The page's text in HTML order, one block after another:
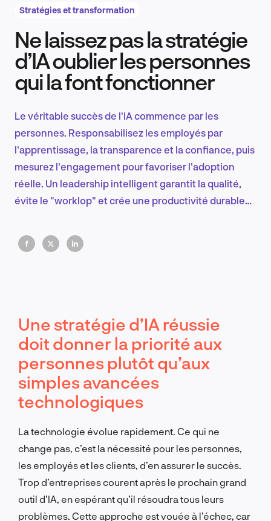
Recherche et conception produit
EN
Stratégies et transformation
Ne laissez pas la stratégie
d’IA oublier les personnes
qui la font fonctionner
Le véritable succès de l'IA commence par les
personnes. Responsabilisez les employés par
l'apprentissage, la transparence et la confiance, puis
mesurez l'engagement pour favoriser l'adoption
réelle. Un leadership intelligent garantit la qualité,
évite le "worklop" et crée une productivité durable
Une stratégie d’IA réussie
doit donner la priorité aux
personnes plutôt qu’aux
simples avancées
technologiques
La technologie évolue rapidement. Ce qui ne
change pas, c’est la nécessité pour les personnes,
les employés et les clients, d’en assurer le succès.
Trop d’entreprises courent après le prochain grand
outil d’IA, en espérant qu’il résoudra tous leurs
problèmes. Cette approche est vouée à l’échec, car